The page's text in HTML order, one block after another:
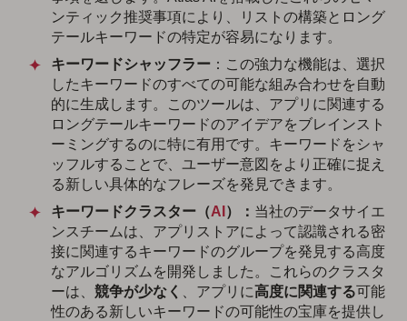
ンティック推奨事項により、リストの構築とロング
テールキーワードの特定が容易になります。
キーワードシャッフラー ：この強力な機能は、選択
したキーワードのすべての可能な組み合わせを自動
的に生成します。このツールは、アプリに関連する
ロングテールキーワードのアイデアをブレインスト
ーミングするのに特に有用です。キーワードをシャ
ッフルすることで、ユーザー意図をより正確に捉え
る新しい具体的なフレーズを発見できます。
キーワードクラスター（AI ）： 当社のデータサイエ
ンスチームは、アプリストアによって認識される密
接に関連するキーワードのグループを発見する高度
なアルゴリズムを開発しました。これらのクラスタ
ーは、 競争が少なく 、アプリに高度に関連する可能
性のある新しいキーワードの可能性の宝庫を提供し